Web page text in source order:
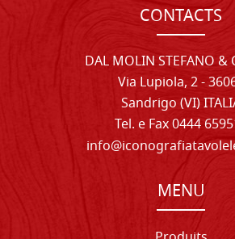
CONTACTS
DAL MOLIN STEFANO &
Via Lupiola, 2 -
Sandrigo (VI)
Tel. e Fax 0444
MENU